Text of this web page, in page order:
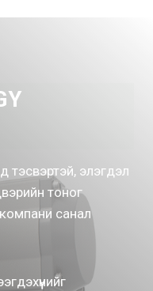
тэсвэртэй, элэгдэл
тоног
санал